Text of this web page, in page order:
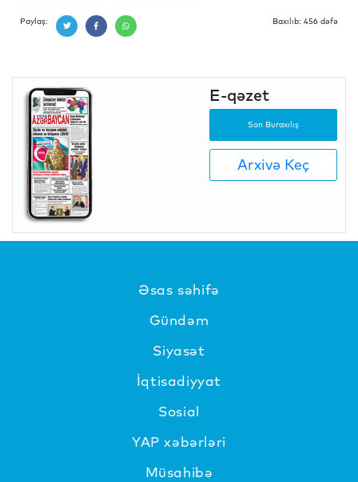
Paylaş: Baxılıb: 456 dəfə
E-qəzet
Son Buraxılış
Arxivə Keç
Əsas səhifə
Gündəm
Siyasət
İqtisadiyyat
Sosial
YAP xəbərləri
Müsahibə